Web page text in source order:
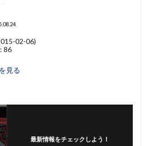
02-06)
86
見る
最新情報をチェックしよう！